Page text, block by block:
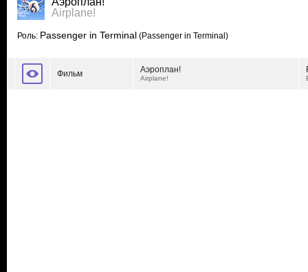
Airplane!
Роль: Passenger in Terminal (Passenger in Terminal)
Фильм Аэроплан!
Airplane!